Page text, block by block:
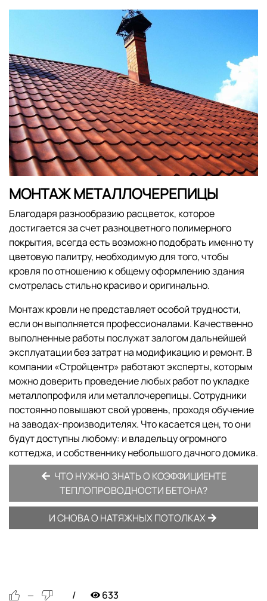
МОНТАЖ МЕТАЛЛОЧЕРЕПИЦЫ
Благодаря разнообразию расцветок, которое
достигается за счет разноцветного полимерного
покрытия, всегда есть возможно подобрать именно ту
цветовую палитру, необходимую для того, чтобы
кровля по отношению к общему оформлению здания
смотрелась стильно красиво и оригинально.
Монтаж кровли не представляет особой трудности,
если он выполняется профессионалами. Качественно
выполненные работы послужат залогом дальнейшей
эксплуатации без затрат на модификацию и ремонт. В
компании «Стройцентр» работают эксперты, которым
можно доверить проведение любых работ по укладке
металлопрофиля или металлочерепицы. Сотрудники
постоянно повышают свой уровень, проходя обучение
на заводах-производителях. Что касается цен, то они
будут доступны любому: и владельцу огромного
коттеджа, и собственнику небольшого дачного домика.
ЧТО НУЖНО ЗНАТЬ О КОЭФФИЦИЕНТЕ
ТЕПЛОПРОВОДНОСТИ БЕТОНА?
И СНОВА О НАТЯЖНЫХ ПОТОЛКАХ
— 633